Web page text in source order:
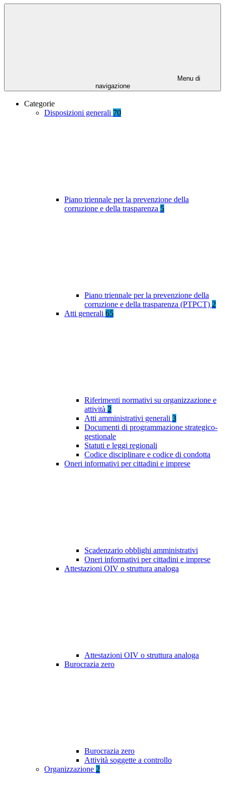
Menu di
navigazione
Categorie
Disposizioni generali 70
Piano triennale per la prevenzione della
corruzione e della trasparenza 5
Piano triennale per la prevenzione della
corruzione e della trasparenza (PTPCT) 2
Atti generali 65
Riferimenti normativi su organizzazione e
attività 2
Atti amministrativi generali 3
Documenti di programmazione strategico-
gestionale
Statuti e leggi regionali
Codice disciplinare e codice di condotta
Oneri informativi per cittadini e imprese
Scadenzario obblighi amministrativi
Oneri informativi per cittadini e imprese
Attestazioni OIV o struttura analoga
Attestazioni OIV o struttura analoga
Burocrazia zero
Burocrazia zero
Attività soggette a controllo
Organizzazione 2